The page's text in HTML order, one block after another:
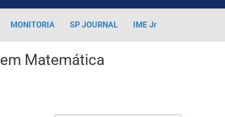
MONITORIA SP JOURNAL IME Jr
Matemática